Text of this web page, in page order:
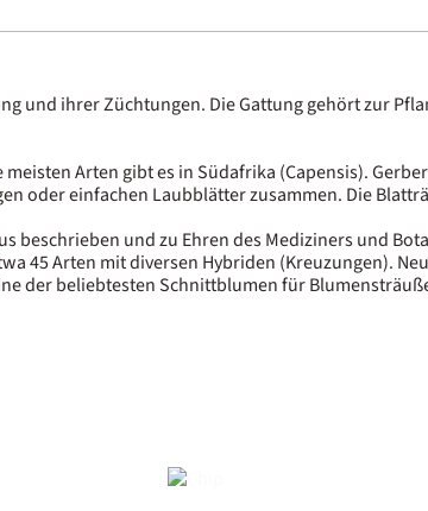
und ihrer Züchtungen. Die Gattung gehört zur
Arten gibt es in Südafrika (Capensis).
oder einfachen Laubblätter zusammen. Die
und zu Ehren des Mediziners und
45 Arten mit diversen Hybriden (Kreuzungen).
der beliebtesten Schnittblumen für